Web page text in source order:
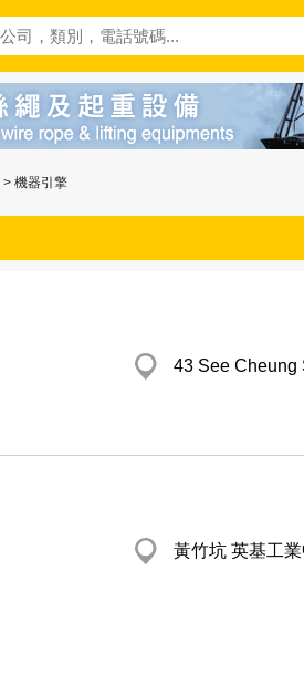
> 機器引擎
43 See Cheung
黃竹坑 英基工